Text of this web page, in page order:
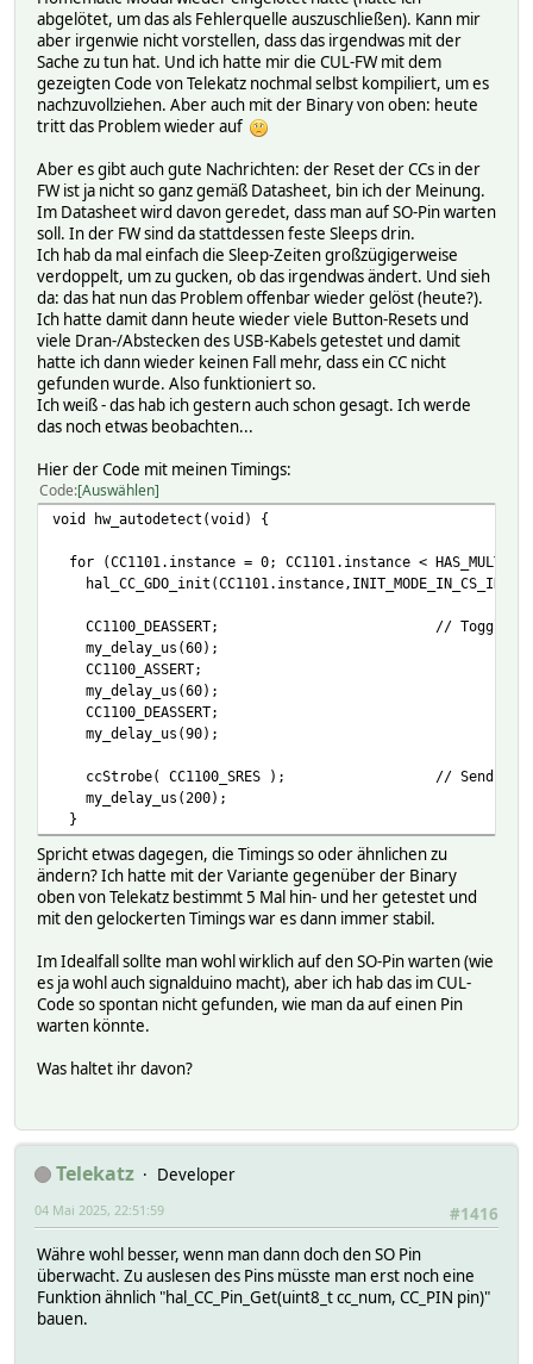
abgelötet, um das als Fehlerquelle auszuschließen). Kann mir
aber irgenwie nicht vorstellen, dass das irgendwas mit der
Sache zu tun hat. Und ich hatte mir die CUL-FW mit dem
gezeigten Code von Telekatz nochmal selbst kompiliert, um es
nachzuvollziehen. Aber auch mit der Binary von oben: heute
tritt das Problem wieder auf
Aber es gibt auch gute Nachrichten: der Reset der CCs in der
FW ist ja nicht so ganz gemäß Datasheet, bin ich der Meinung.
Im Datasheet wird davon geredet, dass man auf SO-Pin warten
soll. In der FW sind da stattdessen feste Sleeps drin.
Ich hab da mal einfach die Sleep-Zeiten großzügigerweise
verdoppelt, um zu gucken, ob das irgendwas ändert. Und sieh
da: das hat nun das Problem offenbar wieder gelöst (heute?).
Ich hatte damit dann heute wieder viele Button-Resets und
viele Dran-/Abstecken des USB-Kabels getestet und damit
hatte ich dann wieder keinen Fall mehr, dass ein CC nicht
gefunden wurde. Also funktioniert so.
Ich weiß - das hab ich gestern auch schon gesagt. Ich werde
das noch etwas beobachten...
Hier der Code mit meinen Timings:
Code Auswählen
void hw_autodetect(void) {
for (CC1101.instance = 0; CC1101.instance <
hal_CC_GDO_init(CC1101.instance,INIT_MODE_IN_CS_IN);
CC1100_DEASSERT; // Toggle chip
my_delay_us(60);
CC1100_ASSERT;
my_delay_us(60);
CC1100_DEASSERT;
my_delay_us(90);
ccStrobe( CC1100_SRES ); // Send SRES
my_delay_us(200);
}
Spricht etwas dagegen, die Timings so oder ähnlichen zu
ändern? Ich hatte mit der Variante gegenüber der Binary
oben von Telekatz bestimmt 5 Mal hin- und her getestet und
mit den gelockerten Timings war es dann immer stabil.
Im Idealfall sollte man wohl wirklich auf den SO-Pin warten (wie
es ja wohl auch signalduino macht), aber ich hab das im CUL-
Code so spontan nicht gefunden, wie man da auf einen Pin
warten könnte.
Was haltet ihr davon?
Telekatz
Developer
#1416
04 Mai 2025, 22:51:59
Währe wohl besser, wenn man dann doch den SO Pin
überwacht. Zu auslesen des Pins müsste man erst noch eine
Funktion ähnlich "hal_CC_Pin_Get(uint8_t cc_num, CC_PIN pin)"
bauen.